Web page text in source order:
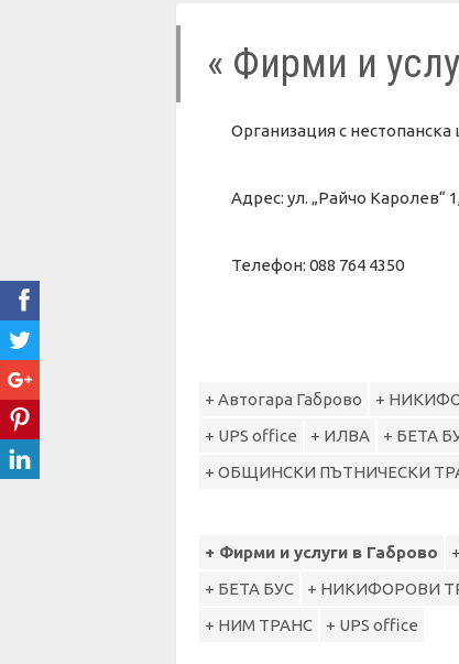
« Фирми и
Организация с
Адрес: ул. „Райчо Каролев“
Телефон: 088 764 4350
+ Автогара Габрово +
+ UPS office
+ ИЛВА + БЕТА
+ ОБЩИНСКИ ПЪТНИЧЕСКИ
+ Фирми и услуги в Габрово
+ БЕТА БУС
+ НИКИФОРОВИ
+ НИМ ТРАНС
+ UPS office